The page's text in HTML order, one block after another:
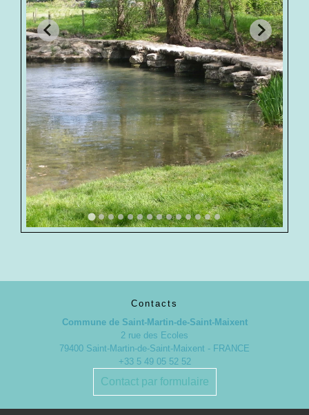
Contacts
Commune de Saint-Martin-de-Saint-Maixent
2 rue des Ecoles
79400 Saint-Martin-de-Saint-Maixent - FRANCE
+33 5 49 05 52 52
Contact par formulaire